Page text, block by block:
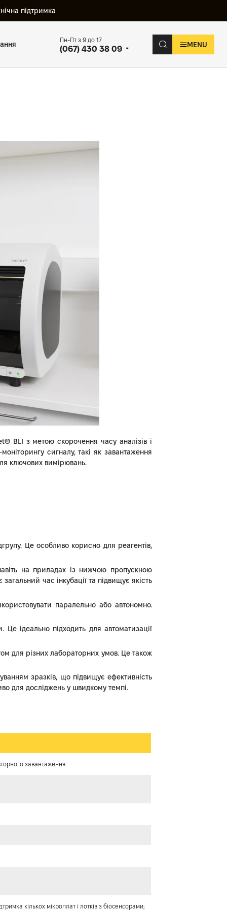
підтримка
Пн-Пт з 9 до 17
(067) 430 38 09 MENU
BLI з метою скорочення часу аналізів і
сигналу, такі як завантаження
ключових вимірювань.
Це особливо корисно для реагентів,
на приладах із нижчою пропускною
час інкубації та підвищує якість
паралельно або автономно.
ідеально підходить для автоматизації
для різних лабораторних умов. Це також
зразків, що підвищує ефективність
для досліджень у швидкому темпі.
завантаження
кількох мікроплат і лотків з біосенсорами;